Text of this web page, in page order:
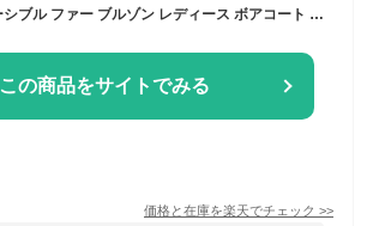
ショート丈 リバーシブル ファー ブルゾン レディース ボアコート ファーベスト ファーコート ブルゾン アウター MA-1 羽織り パーカー 体型カバー ゆったり ジップ 2way 起毛 フード フーディ きれいめ カジュアル 秋服 冬服 あったか 暖か 防寒 秋冬 春 秋 冬
この商品をサイトでみる
価格と在庫を楽天でチェック >>